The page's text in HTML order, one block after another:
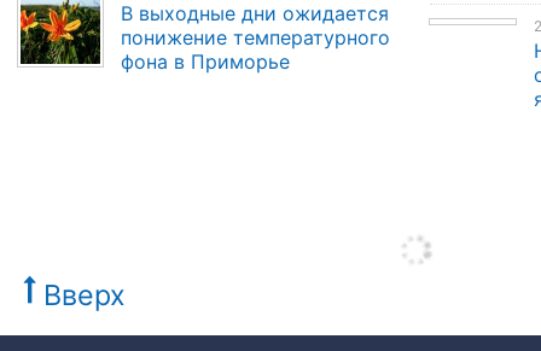
В выходные дни ожидается
понижение температурного
фона в Приморье
Вверх